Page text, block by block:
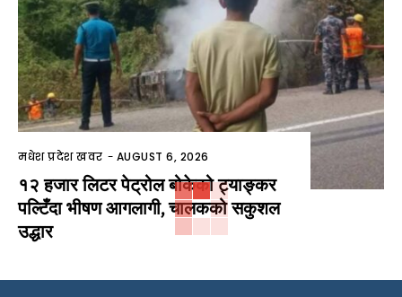
मधेश प्रदेश खवर - AUGUST 6, 2026
१२ हजार लिटर पेट्रोल बोकेको ट्याङ्कर
पल्टिँदा भीषण आगलागी, चालकको सकुशल
उद्धार